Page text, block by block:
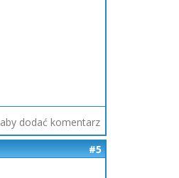
aby dodać komentarz
#5